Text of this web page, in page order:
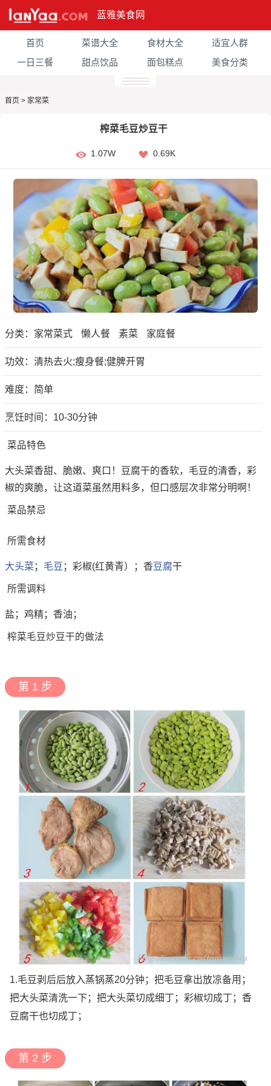
蓝雅美食网
首页 菜谱大全 食材大全
适宜人群
一日三餐
甜点饮品 面包糕点 美食分类
首页 > 家常菜
榨菜毛豆炒豆干
1.07W 0.69K
分类： 家常菜式 懒人餐 素菜 家庭餐
功效：清热去火;瘦身餐;健脾开胃
难度：简单
烹饪时间：10-30分钟
菜品特色
大头菜香甜、脆嫩、爽口！豆腐干的香软，毛豆的清香，彩
椒的爽脆，让这道菜虽然用料多，但口感层次非常分明啊！
菜品禁忌
所需食材
大头菜； 毛豆 ；彩椒(红黄青）；香豆腐干
所需调料
盐；鸡精；香油；
榨菜毛豆炒豆干的做法
第 1 步
1.毛豆剥后后放入蒸锅蒸20分钟；把毛豆拿出放凉备用；
把大头菜清洗一下；把大头菜切成细丁；彩椒切成丁；香
豆腐干也切成丁；
第 2 步